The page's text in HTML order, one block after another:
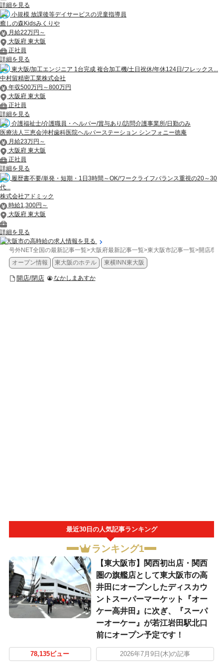
詳細を見る
小規模 放課後等デイサービスの児童指導員
癒しの森Kidsみくりや
月給22万円～
大阪府 東大阪
正社員
詳細を見る
東大阪/加工エンジニア 1台完成 複合加工機/土日祝休/年休124日/フレックス...
中村留精密工業株式会社
年収500万円～800万円
大阪府 東大阪
正社員
詳細を見る
介護福祉士/介護職員・ヘルパー/賞与あり/訪問介護事業所/日勤のみ
医療法人三恵会沖村歯科医院ヘルパーステーション シンフォニー徳庵
月給23万円～
大阪府 東大阪
正社員
詳細を見る
履歴書不要/単発・短期・1日3時間～OK/ワークライフバランス重視の20～30
代...
株式会社アドミック
時給1,300円～
大阪府 東大阪
詳細を見る
東大阪市の高時給の求人情報を見る
号外NET全国の最新記事一覧>大阪府最新記事一覧>東大阪市記事一覧>開店/閉
オープン情報
東大阪のホテル 東横INN東大阪
開店/閉店 なかしまあすか
最近30日の人気記事ランキング
ランキング1
【東大阪市】関西初出店・関西
圏の旗艦店として東大阪市の高
井田にオープンしたディスカウ
ントスーパーマーケット『オー
ケー高井田』に次ぎ、『スーパ
ーオーケー』が若江岩田駅北口
前にオープン予定です！
78,135ビュー 2026年7月9日(木)の記事